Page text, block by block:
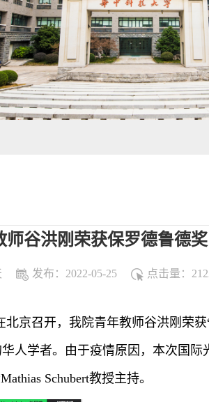
师谷洪刚荣获保罗德鲁德奖
发布：2022-05-25 点击量：
京召开，我院青年教师谷洪刚荣
人学者。由于疫情原因，本次国际
Schubert教授主持。